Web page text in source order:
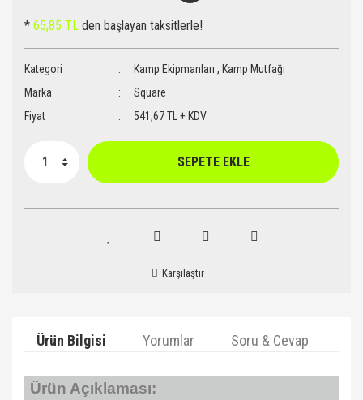
* 65,85 TL den başlayan taksitlerle!
Kategori Kamp Ekipmanları , Kamp Mutfağı
Marka
Square
Fiyat
541,67 TL + KDV
SEPETE EKLE
Karşılaştır
Ürün Bilgisi Yorumlar Soru & Cevap
Ürün Açıklaması: